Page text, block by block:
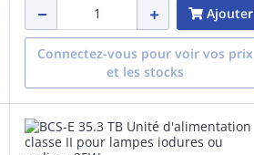
Ajouter
Connectez-vous pour voir vos prix
et les stocks